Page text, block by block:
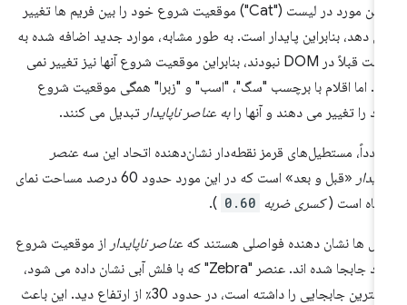
اولین مورد در لیست ("Cat") موقعیت شروع خود را بین فریم ها تغییر
دهد، بنابراین پایدار است. به طور مشابه، موارد جدید اضافه شده به
لیست قبلاً در DOM نبودند، بنابراین موقعیت شروع آنها نیز تغییر نمی
اما اقلام با برچسب "سگ"، "اسب" و "زبرا" همگی موقعیت شروع
را تغییر می دهند و آنها رابه عناصر ناپایدارتبدیل می کنند.
مستطیل‌های قرمز نقطه‌دار نشان‌دهنده اتحاد این سه عنصر
«قبل و بعد» است که در این مورد حدود 60 درصد مساحت نمای
است (کسری ضربه 0.60
).
ها نشان دهنده فواصلی هستند که عناصر ناپایداراز موقعیت شروع
خود جابجا شده اند. عنصر "Zebra" که با فلش آبی نشان داده می شود،
بیشترین جابجایی را داشته است، در حدود 30٪ از ارتفاع دید. این باعث